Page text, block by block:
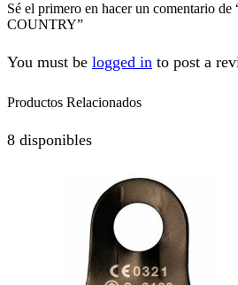
Sé el primero en hacer un comentario
COUNTRY”
You must be logged in to post a
Productos Relacionados
8 disponibles